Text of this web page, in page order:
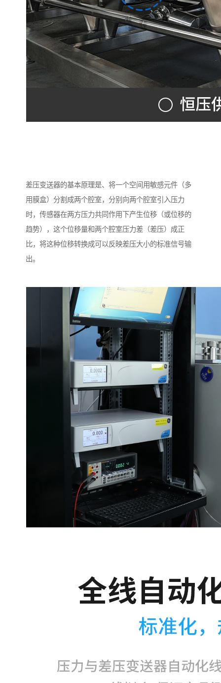
差压变送器的基本原理是、将一个空间用敏感元件（多
用膜盒）分割成两个腔室，分别向两个腔室引入压力
时，传感器在两方压力共同作用下产生位移（或位移的
趋势），这个位移量和两个腔室压力差（差压）成正
比，将这种位移转换成可以反映差压大小的标准信号输
出。